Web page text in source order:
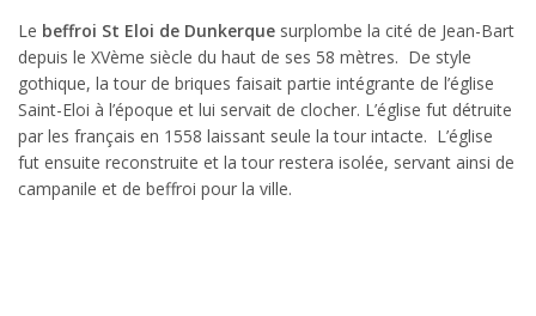
Le beffroi St Eloi de Dunkerque surplombe la cité de Jean-Bart
depuis le XVème siècle du haut de ses 58 mètres. De style
gothique, la tour de briques faisait partie intégrante de l’église
Saint-Eloi à l’époque et lui servait de clocher. L’église fut détruite
par les français en 1558 laissant seule la tour intacte. L’église
fut ensuite reconstruite et la tour restera isolée, servant ainsi de
campanile et de beffroi pour la ville.